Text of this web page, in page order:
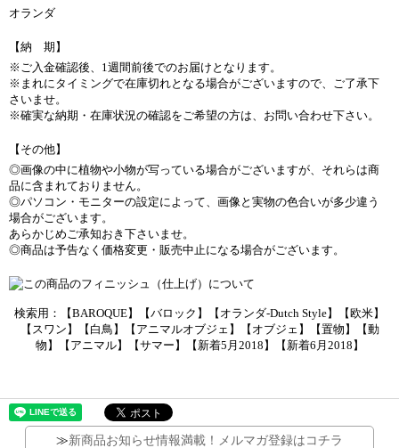
オランダ
【納 期】
※ご入金確認後、1週間前後でのお届けとなります。
※まれにタイミングで在庫切れとなる場合がございますので、ご了承下
さいませ。
※確実な納期・在庫状況の確認をご希望の方は、お問い合わせ下さい。
【その他】
◎画像の中に植物や小物が写っている場合がございますが、それらは商
品に含まれておりません。
◎パソコン・モニターの設定によって、画像と実物の色合いが多少違う
場合がございます。
あらかじめご承知おき下さいませ。
◎商品は予告なく価格変更・販売中止になる場合がございます。
検索用：【BAROQUE】【バロック】【オランダ-Dutch Style】【欧米】
【スワン】【白鳥】【アニマルオブジェ】【オブジェ】【置物】【動
物】【アニマル】【サマー】【新着5月2018】【新着6月2018】
≫新商品お知らせ情報満載！メルマガ登録はコチラ